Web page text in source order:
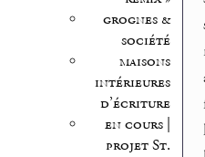
grognes &
société
maisons
intérieures
d’écriture
en cours |
projet St.